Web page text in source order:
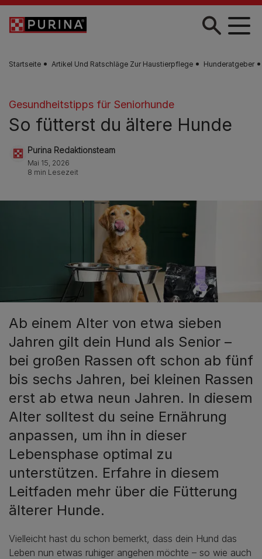
Zum Hauptinhalt springen
Startseite Artikel Und Ratschläge Zur Haustierpflege Hunderatgeber
Gesundheitstipps für Seniorhunde
So fütterst du ältere Hunde
Purina Redaktionsteam
Mai 15, 2026
8 min Lesezeit
Ab einem Alter von etwa sieben
Jahren gilt dein Hund als Senior –
bei großen Rassen oft schon ab fünf
bis sechs Jahren, bei kleinen Rassen
erst ab etwa neun Jahren. In diesem
Alter solltest du seine Ernährung
anpassen, um ihn in dieser
Lebensphase optimal zu
unterstützen. Erfahre in diesem
Leitfaden mehr über die Fütterung
älterer Hunde.
Vielleicht hast du schon bemerkt, dass dein Hund das
Leben nun etwas ruhiger angehen möchte – so wie auch